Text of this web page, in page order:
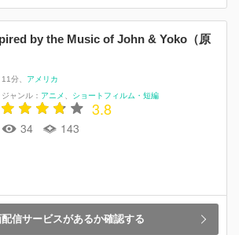
by the Music of John & Yoko（原
11分
アメリカ
ジャンル： アニメ ショートフィルム・短編
3.8
34 143
信サービスがあるか確認する